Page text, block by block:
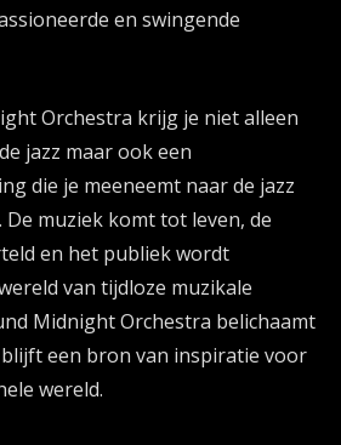
en swingende
Orchestra krijg je niet alleen
jazz maar ook een
die je meeneemt naar de jazz
muziek komt tot leven, de
en het publiek wordt
van tijdloze muzikale
Midnight Orchestra belichaamt
blijft een bron van inspiratie voor
wereld.